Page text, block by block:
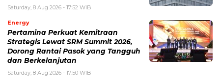
Saturday, 8 Aug 2026 - 17:52 WIB
Energy
Pertamina Perkuat Kemitraan
Strategis Lewat SRM Summit 2026,
Dorong Rantai Pasok yang Tangguh
dan Berkelanjutan
Saturday, 8 Aug 2026 - 17:50 WIB